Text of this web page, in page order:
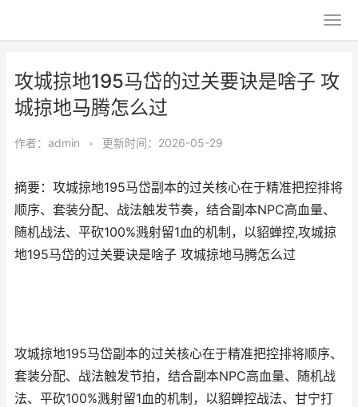
攻城掠地195马岱的过关要诀是啥子 攻
城掠地马腾怎么过
作者： admin • 更新时间：2026-05-29
摘要：攻城掠地195马岱副本的过关核心在于精准把控排将
顺序、套装分配、战法触发节奏，结合副本NPC高血量、
随机战法、平砍100%溅射留1血的机制，以貂蝉控,攻城掠
地195马岱的过关要诀是啥子 攻城掠地马腾怎么过
攻城掠地195马岱副本的过关核心在于精准把控排将顺序、
套装分配、战法触发节拍，结合副本NPC高血量、随机战
法、平砍100%溅射留1血的机制，以貂蝉控战法、甘宁打